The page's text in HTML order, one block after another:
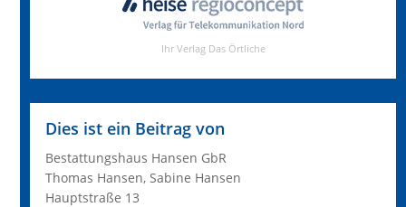
Dies ist ein Beitrag von
Bestattungshaus Hansen GbR
Thomas Hansen, Sabine Hansen
Hauptstraße 13